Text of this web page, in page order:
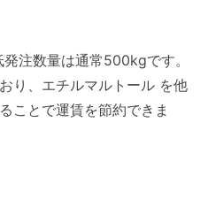
注数量は通常500kgです。
り、エチルマルトール を他
ことで運賃を節約できま